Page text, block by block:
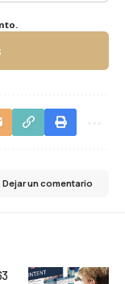
Dejar un comentario